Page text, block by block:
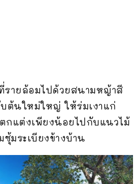
ายล้อมไปด้วยสนามหญ้าสี
ต้นใหม่ใหญ่ ให้ร่มเงาแก่
แต่งเพียงน้อยไปกับแนวไม้
มระเบียงข้างบ้าน